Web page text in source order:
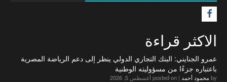
الاكثر قراءة
عمرو الجنايني: البنك التجاري الدولي ينظر إلى دعم الرياضة المصرية
باعتباره جزءًا من مسؤوليته الوطنية
by محمود أحمد | posted on أغسطس 5, 2026